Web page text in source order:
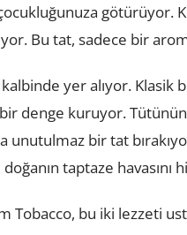
götürüyor.
Bu tat, sadece bir
kalbinde yer alıyor.
denge kuruyor.
unutulmaz bir tat
taptaze havasını
Tobacco, bu iki lezzeti